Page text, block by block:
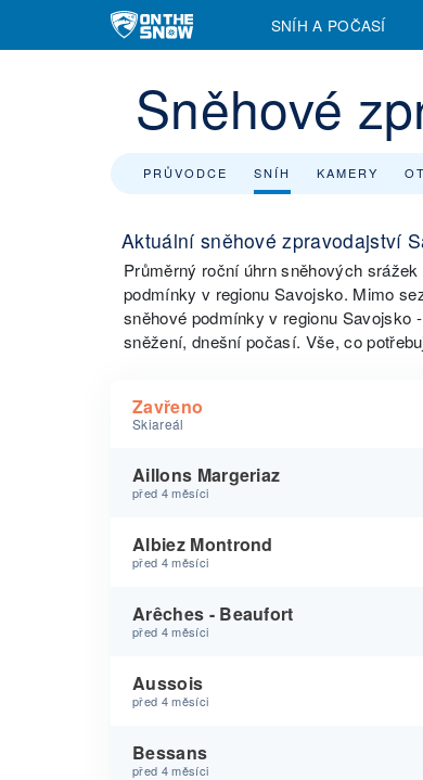
SNÍH A POČASÍ
Sněhové
PRŮVODCE SNÍH KAMERY
Aktuální sněhové zpravodajství
Průměrný roční úhrn sněhových
podmínky v regionu Savojsko. Mimo
sněhové podmínky v regionu Savojsko
sněžení, dnešní počasí. Vše, co
Zavřeno
Skiareál
Aillons Margeriaz
před 4 měsíci
Albiez Montrond
před 4 měsíci
Arêches - Beaufort
před 4 měsíci
Aussois
před 4 měsíci
Bessans
před 4 měsíci